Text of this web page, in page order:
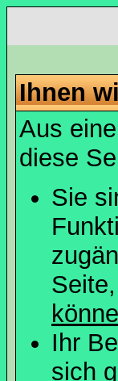
Ihnen
Aus
diese
Sie
Ihr
sich